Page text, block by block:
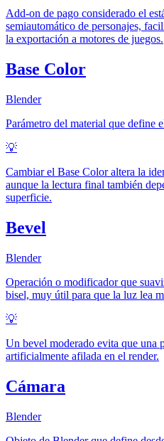
Add-on de pago considerado el
semiautomático de personajes,
la exportación a motores de juegos.
Base Color
Blender
Parámetro del material que define
💡
Cambiar el Base Color altera la
aunque la lectura final también
superficie.
Bevel
Blender
Operación o modificador que
bisel, muy útil para que la luz lea
💡
Un bevel moderado evita que una
artificialmente afilada en el render.
Cámara
Blender